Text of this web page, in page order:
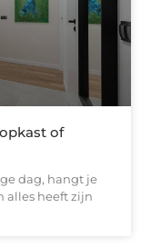
of
dag, hangt je
alles heeft zijn